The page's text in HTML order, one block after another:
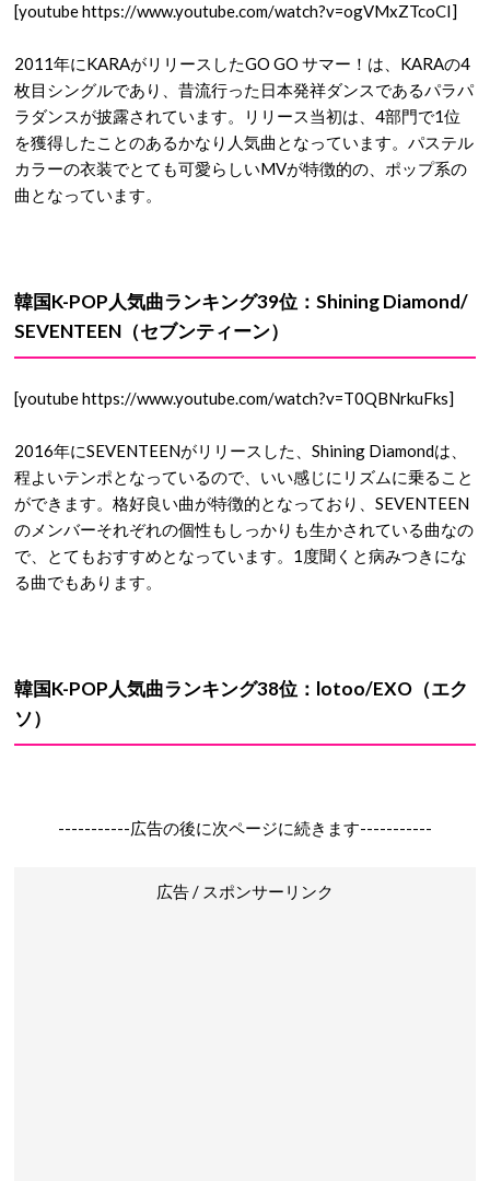
[youtube https://www.youtube.com/watch?v=ogVMxZTcoCI]
2011年にKARAがリリースしたGO GO サマー！は、KARAの4
枚目シングルであり、昔流行った日本発祥ダンスであるパラパ
ラダンスが披露されています。リリース当初は、4部門で1位
を獲得したことのあるかなり人気曲となっています。パステル
カラーの衣装でとても可愛らしいMVが特徴的の、ポップ系の
曲となっています。
韓国K-POP人気曲ランキング39位：Shining Diamond/
SEVENTEEN（セブンティーン）
[youtube https://www.youtube.com/watch?v=T0QBNrkuFks]
2016年にSEVENTEENがリリースした、Shining Diamondは、
程よいテンポとなっているので、いい感じにリズムに乗ること
ができます。格好良い曲が特徴的となっており、SEVENTEEN
のメンバーそれぞれの個性もしっかりも生かされている曲なの
で、とてもおすすめとなっています。1度聞くと病みつきにな
る曲でもあります。
韓国K-POP人気曲ランキング38位：lotoo/EXO（エク
ソ）
-----------広告の後に次ページに続きます-----------
広告 / スポンサーリンク